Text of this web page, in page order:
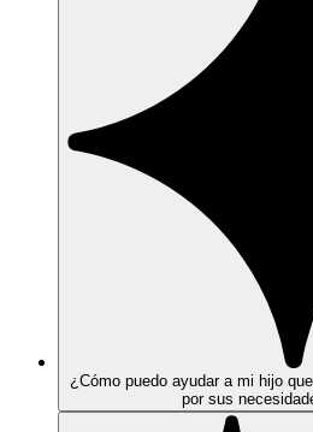
¿Cómo puedo ayudar a mi hijo
por sus